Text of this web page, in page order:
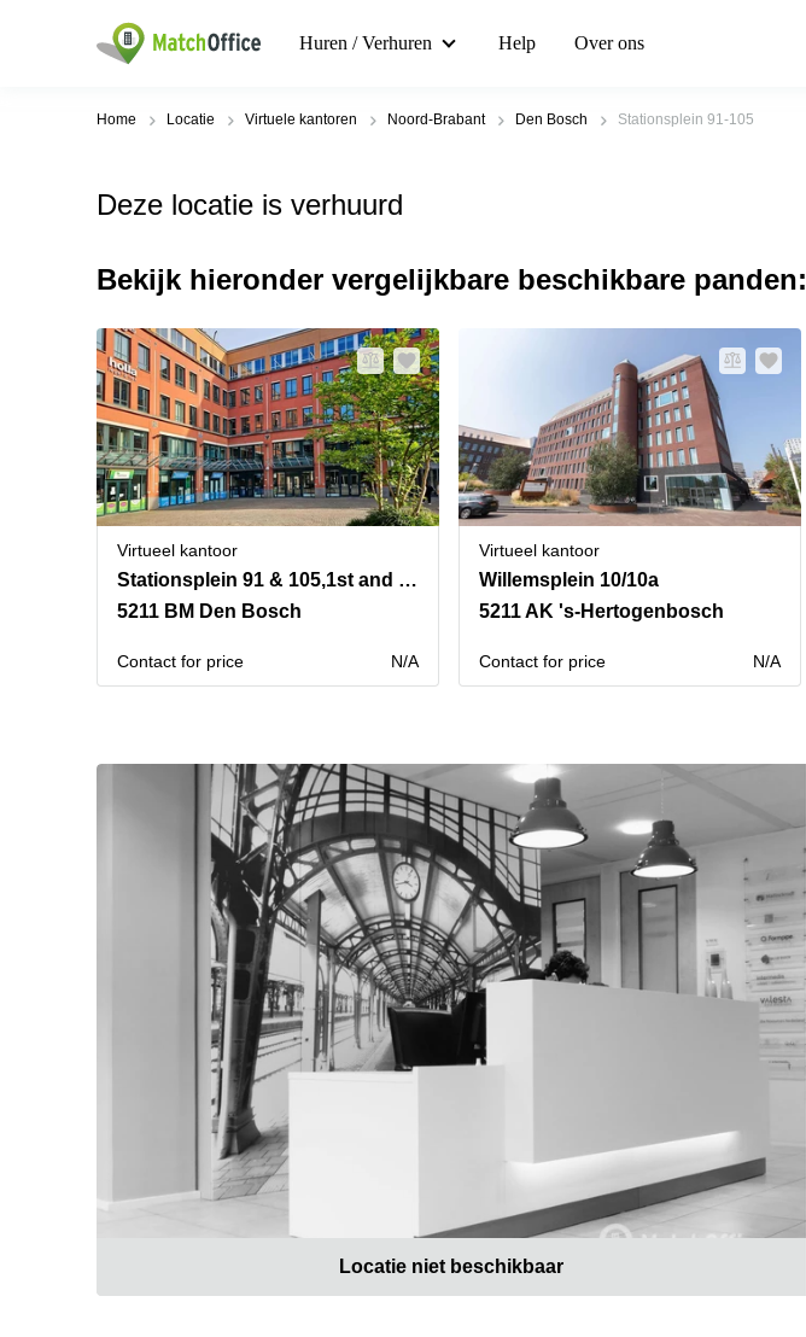
Huren / Verhuren Help Over ons
Home Locatie Virtuele kantoren Noord-Brabant Den Bosch Stationsplein 91-105
Deze locatie is verhuurd
Bekijk hieronder vergelijkbare beschikbare panden:
Virtueel kantoor
Stationsplein 91 & 105,1st and 4th floor
5211 BM Den Bosch
Contact for price N/A
Virtueel kantoor
Willemsplein 10/10a
5211 AK 's-Hertogenbosch
Contact for price N/A
Locatie niet beschikbaar